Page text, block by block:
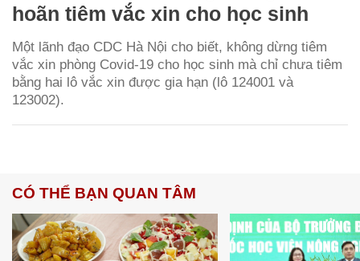
hoãn tiêm vắc xin cho học sinh
Một lãnh đạo CDC Hà Nội cho biết, không dừng tiêm
vắc xin phòng Covid-19 cho học sinh mà chỉ chưa tiêm
bằng hai lô vắc xin được gia hạn (lô 124001 và
123002).
CÓ THỂ BẠN QUAN TÂM